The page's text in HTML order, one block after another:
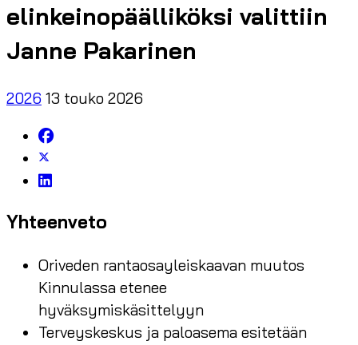
elinkeinopäälliköksi valittiin
Janne Pakarinen
2026 13 touko 2026
Yhteenveto
Oriveden rantaosayleiskaavan muutos
Kinnulassa etenee
hyväksymiskäsittelyyn
Terveyskeskus ja paloasema esitetään